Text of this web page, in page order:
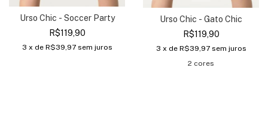
Urso Chic - Soccer Party
R$119,90
3 x de R$39,97 sem juros
Urso Chic - Gato Chic
R$119,90
3 x de R$39,97 sem juros
2 cores